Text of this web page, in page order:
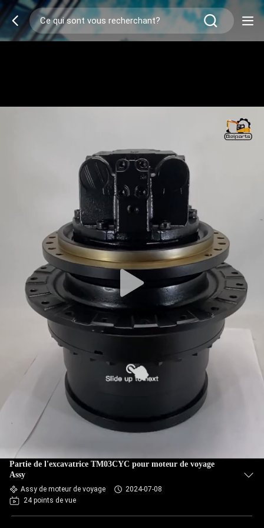
Partie de l'excavatrice TM03CYC pour moteur de voyage
Assy
Assy de moteur de voyage
2024-07-08
24 points de vue